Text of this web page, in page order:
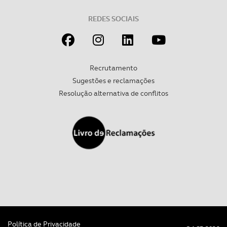
experiência de navegação no Website e nos serviços
disponibilizados.
REDES SOCIAIS
Recrutamento
Sugestões e reclamações
Resolução alternativa de conflitos
Política de Privacidade